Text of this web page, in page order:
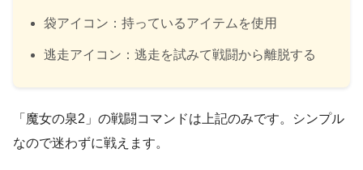
袋アイコン：持っているアイテムを使用
逃走アイコン：逃走を試みて戦闘から離脱する
「魔女の泉2」の戦闘コマンドは上記のみです。シンプル
なので迷わずに戦えます。